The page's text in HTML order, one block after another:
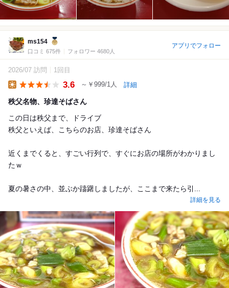
ms154
口コミ 675件 フォロワー 4680人
アプリでフォロー
2026/07 訪問 1回目
3.6 ～￥999/1人 詳細
秩父名物、珍達そばさん
この日は秩父まで、ドライブ
秩父といえば、こちらのお店、珍達そばさん
近くまでくると、すごい行列で、すぐにお店の場所がわかりまし
たｗ
夏の暑さの中、並ぶか躊躇しましたが、ここまで来たら引...
詳細を見る